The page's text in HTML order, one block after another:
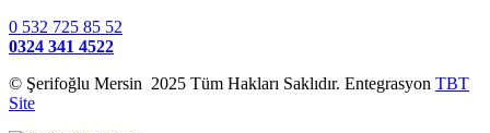
0 532 725 85 52
0324 341 4522
© Şerifoğlu Mersin 2025 Tüm Hakları Saklıdır. Entegrasyon TBT
Site